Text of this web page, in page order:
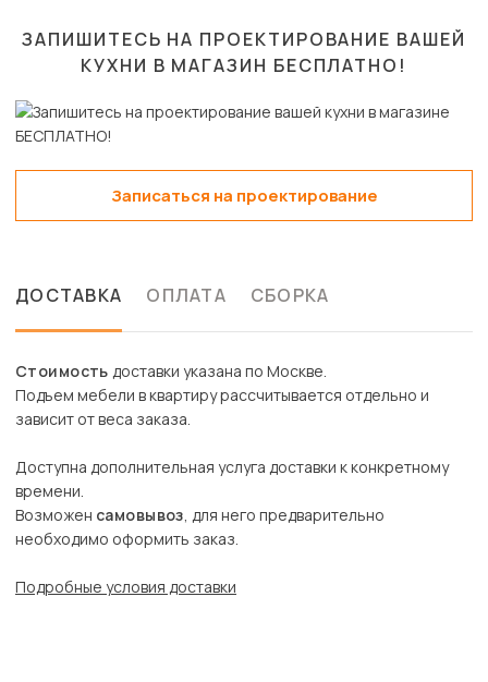
ЗАПИШИТЕСЬ НА ПРОЕКТИРОВАНИЕ ВАШЕЙ
КУХНИ В МАГАЗИН БЕСПЛАТНО!
Записаться на проектирование
ДОСТАВКА ОПЛАТА СБОРКА
Стоимость доставки указана по Москве.
Подъем мебели в квартиру рассчитывается отдельно и
зависит от веса заказа.
Доступна дополнительная услуга доставки к конкретному
времени.
Возможен самовывоз, для него предварительно
необходимо оформить заказ.
Подробные условия доставки